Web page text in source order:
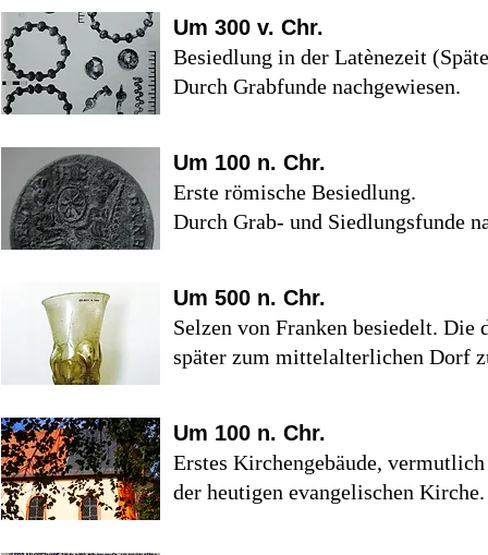
Um 300 v. Chr.
Besiedlung in der Latènezeit
Durch Grabfunde nachgewiesen.
Um 100 n. Chr.
Erste römische Besiedlung.
Durch Grab- und Siedlungsfunde
Um 500 n. Chr.
Selzen von Franken besiedelt. Die
später zum mittelalterlichen Dorf
Um 100 n. Chr.
Erstes Kirchengebäude,
der heutigen evangelischen Kirche.